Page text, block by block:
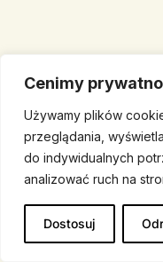
Cenimy
Używamy plików
przeglądania,
do indywidualnych
analizować ruch na
Dostosuj